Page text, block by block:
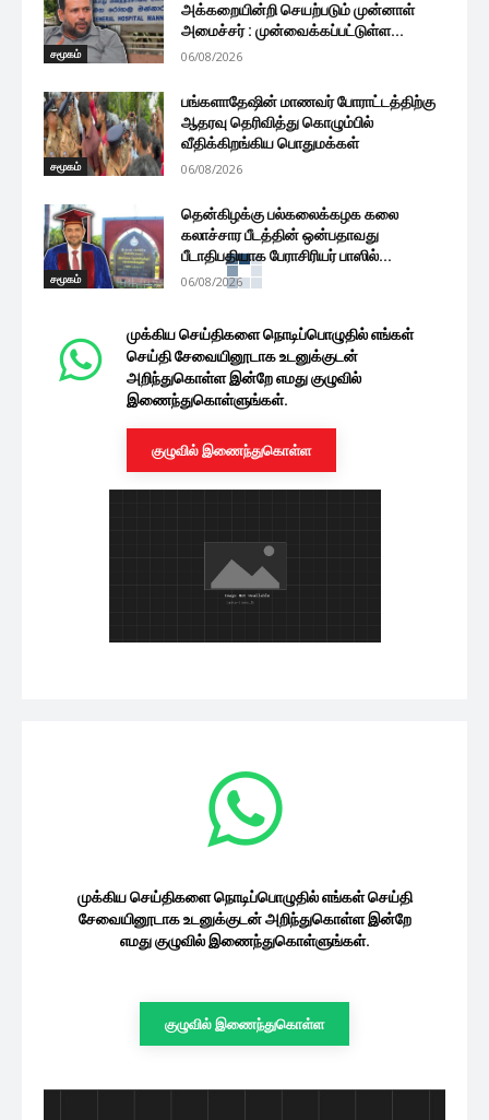
சமூகம்
அக்கறையின்றி செயற்படும் முன்னாள்
அமைச்சர் : முன்வைக்கப்பட்டுள்ள...
06/08/2026
சமூகம்
பங்களாதேஷின் மாணவர் போராட்டத்திற்கு
ஆதரவு தெரிவித்து கொழும்பில்
வீதிக்கிறங்கிய பொதுமக்கள்
06/08/2026
சமூகம்
தென்கிழக்கு பல்கலைக்கழக கலை
கலாச்சார பீடத்தின் ஒன்பதாவது
பீடாதிபதியாக பேராசிரியர் பாஸில்...
06/08/2026
முக்கிய செய்திகளை நொடிப்பொழுதில் எங்கள்
செய்தி சேவையினூடாக உடனுக்குடன்
அறிந்துகொள்ள இன்றே எமது குழுவில்
இணைந்துகொள்ளுங்கள்.
குழுவில் இணைந்துகொள்ள
முக்கிய செய்திகளை நொடிப்பொழுதில் எங்கள் செய்தி
சேவையினூடாக உடனுக்குடன் அறிந்துகொள்ள இன்றே
எமது குழுவில் இணைந்துகொள்ளுங்கள்.
குழுவில் இணைந்துகொள்ள